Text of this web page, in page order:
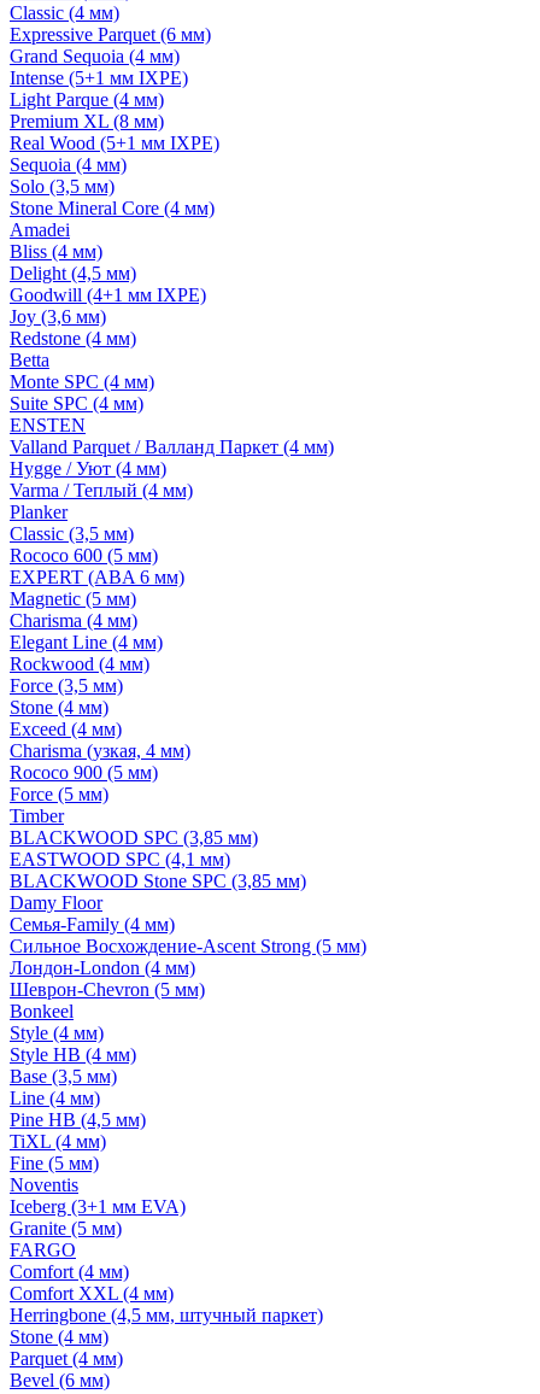
Classic (4 мм)
Expressive Parquet (6 мм)
Grand Sequoia (4 мм)
Intense (5+1 мм IXPE)
Light Parque (4 мм)
Premium XL (8 мм)
Real Wood (5+1 мм IXPE)
Sequoia (4 мм)
Solo (3,5 мм)
Stone Mineral Core (4 мм)
Amadei
Bliss (4 мм)
Delight (4,5 мм)
Goodwill (4+1 мм IXPE)
Joy (3,6 мм)
Redstone (4 мм)
Betta
Monte SPC (4 мм)
Suite SPC (4 мм)
ENSTEN
Valland Parquet / Валланд Паркет (4 мм)
Hygge / Уют (4 мм)
Varma / Теплый (4 мм)
Planker
Classic (3,5 мм)
Rococo 600 (5 мм)
EXPERT (ABA 6 мм)
Magnetic (5 мм)
Charisma (4 мм)
Elegant Line (4 мм)
Rockwood (4 мм)
Force (3,5 мм)
Stone (4 мм)
Exceed (4 мм)
Charisma (узкая, 4 мм)
Rococo 900 (5 мм)
Force (5 мм)
Timber
BLACKWOOD SPC (3,85 мм)
EASTWOOD SPC (4,1 мм)
BLACKWOOD Stone SPC (3,85 мм)
Damy Floor
Семья-Family (4 мм)
Сильное Восхождение-Ascent Strong (5 мм)
Лондон-London (4 мм)
Шеврон-Chevron (5 мм)
Bonkeel
Style (4 мм)
Style HB (4 мм)
Base (3,5 мм)
Line (4 мм)
Pine HB (4,5 мм)
TiXL (4 мм)
Fine (5 мм)
Noventis
Iceberg (3+1 мм EVA)
Granite (5 мм)
FARGO
Comfort (4 мм)
Comfort XXL (4 мм)
Herringbone (4,5 мм, штучный паркет)
Stone (4 мм)
Parquet (4 мм)
Bevel (6 мм)